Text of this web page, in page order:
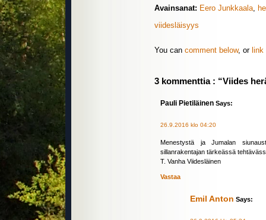
Avainsanat: Eero Junkkaala
viidesläisyys
You can comment below, or link
3 kommenttia : “Viides
Pauli Pietiläinen Says:
26.9.2016 klo 04:20
Menestystä ja Jumalan
sillanrakentajan tärkeässä
T. Vanha Viidesläinen
Vastaa
Emil Anton Says: